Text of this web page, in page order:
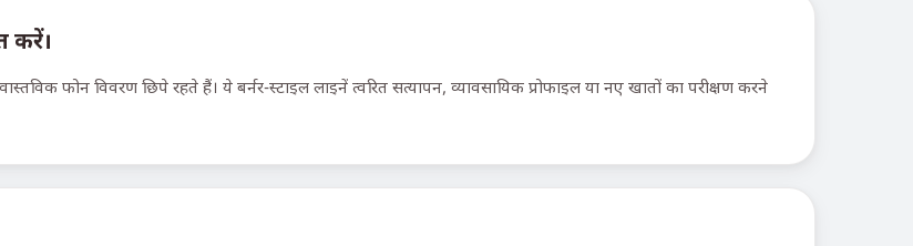
करें।
फोन विवरण छिपे रहते हैं। ये बर्नर-स्टाइल लाइनें त्वरित सत्यापन, व्यावसायिक प्रोफाइल या नए खातों का परीक्षण करने